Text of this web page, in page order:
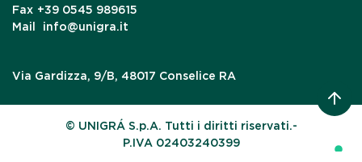
Fax +39 0545 989615
Mail
info@unigra.it
Via Gardizza, 9/B, 48017 Conselice RA
© UNIGRÁ S.p.A. Tutti i diritti riservati.-
P.IVA 02403240399